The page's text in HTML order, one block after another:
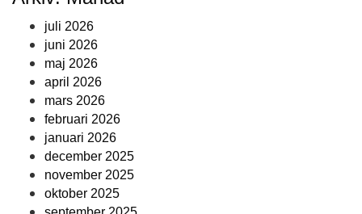
juli 2026
juni 2026
maj 2026
april 2026
mars 2026
februari 2026
januari 2026
december 2025
november 2025
oktober 2025